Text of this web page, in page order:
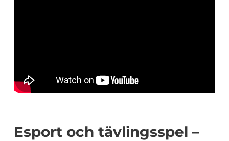
Esport och tävlingsspel –